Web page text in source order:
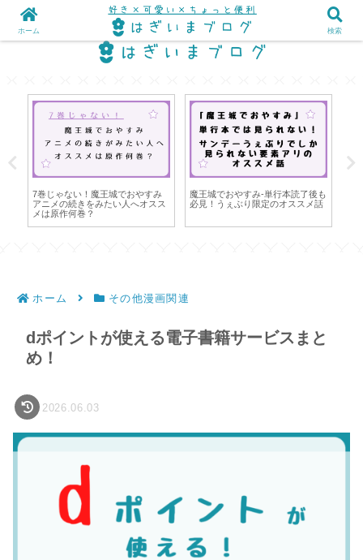
7巻じゃない！魔王城でおやすみ
アニメの続きをみたい人へオスス
メは原作何巻？
魔王城でおやすみ-単行本読了後も
必見！うぇぶり限定のオススメ話
ホーム その他漫画関連
dポイントが使える電子書籍サービスまと
め！
2026.06.03
ホーム 検索